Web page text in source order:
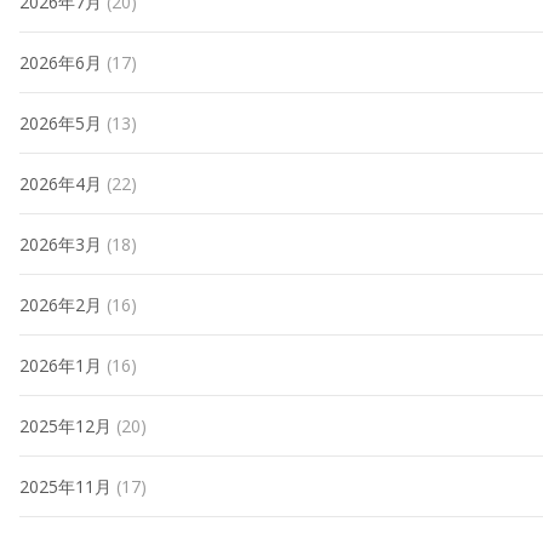
2026年6月 (17)
2026年5月 (13)
2026年4月 (22)
2026年3月 (18)
2026年2月 (16)
2026年1月 (16)
2025年12月 (20)
2025年11月 (17)